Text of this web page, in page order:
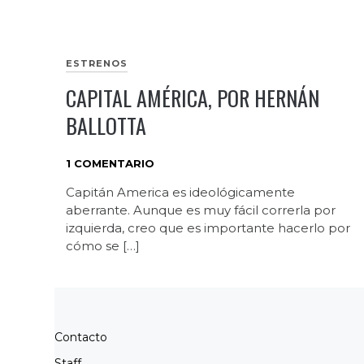
ESTRENOS
CAPITAL AMÉRICA, POR HERNÁN
BALLOTTA
1 COMENTARIO
Capitán America es ideológicamente
aberrante. Aunque es muy fácil correrla por
izquierda, creo que es importante hacerlo por
cómo se […]
Contacto